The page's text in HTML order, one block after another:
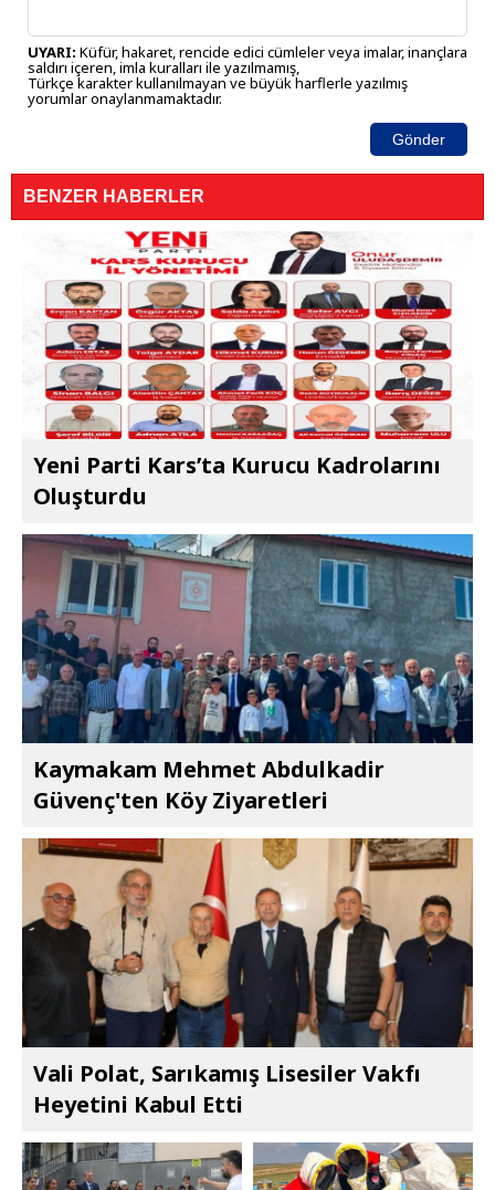
UYARI: Küfür, hakaret, rencide edici cümleler veya imalar, inançlara
saldırı içeren, imla kuralları ile yazılmamış,
Türkçe karakter kullanılmayan ve büyük harflerle yazılmış
yorumlar onaylanmamaktadır.
Gönder
BENZER HABERLER
Yeni Parti Kars’ta Kurucu Kadrolarını
Oluşturdu
Kaymakam Mehmet Abdulkadir
Güvenç'ten Köy Ziyaretleri
Vali Polat, Sarıkamış Lisesiler Vakfı
Heyetini Kabul Etti